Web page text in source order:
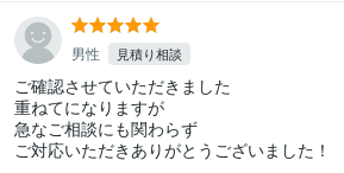
男性 見積り相談
ご確認させていただきました
重ねてになりますが
急なご相談にも関わらず
ご対応いただきありがとうございました！